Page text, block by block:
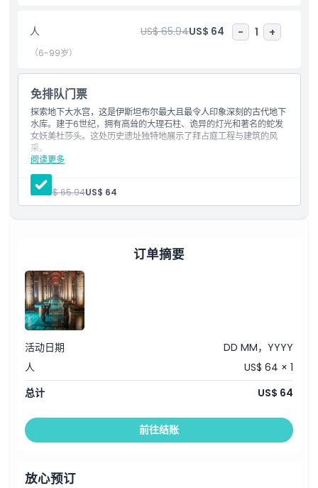
坦布尔的一大热门景点，吸引来自世界各地的游客。这里是历史爱好
者、摄影师以及所有寻找城市独特体验者的绝佳去处。如果你计划前
往伊斯坦布尔，务必将地下大宫列入行程。
亮点
包含项
儿童成人政策
位置
取消政策
人 US$ 65.94US$ 64 - 1 +
（6-99岁）
免排队门票
探索地下大水宫，这是伊斯坦布尔最大且最令人印象深刻的古代地下
水库。建于6世纪，拥有高耸的大理石柱、诡异的灯光和著名的蛇发
女妖美杜莎头。这处历史遗址独特地展示了拜占庭工程与建筑的风
采。
阅读更多
包含项目
巴西利卡地下水宫免排队门票
人:US$ 65.94US$ 64
订单摘要
活动日期
DD MM，YYYY
人
US$ 64 × 1
总计
US$ 64
前往结账
放心预订